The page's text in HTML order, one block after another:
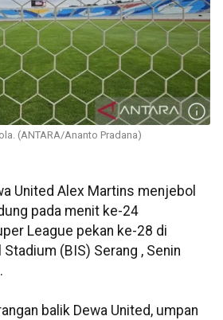
(ANTARA/Ananto Pradana)
United Alex Martins menjebol
pada menit ke-24
League pekan ke-28 di
(BIS) Serang , Senin
balik Dewa United, umpan